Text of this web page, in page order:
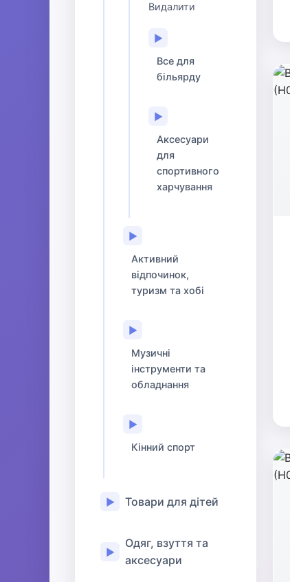
Видалити
▶
Все для
більярду
▶
Аксесуари
для
спортивного
харчування
▶
Активний
відпочинок,
туризм та хобі
▶
Музичні
інструменти та
обладнання
▶
Кінний спорт
▶ Товари для дітей
▶
Одяг, взуття та
аксесуари